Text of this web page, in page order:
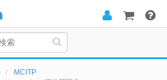
MCITP